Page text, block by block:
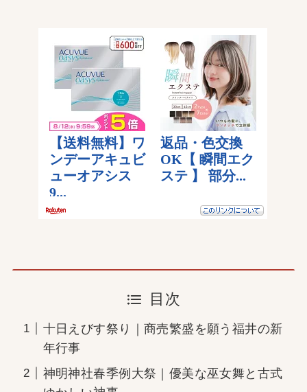
目次
十日えびす祭り｜商売繁盛を願う福井の新
年行事
神明神社春季例大祭｜優美な巫女舞と古式